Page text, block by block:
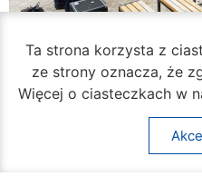
Ta strona korzysta z
ze strony oznacza, że
Więcej o ciasteczkach w